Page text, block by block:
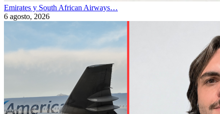
Emirates y South African Airways…
6 agosto, 2026